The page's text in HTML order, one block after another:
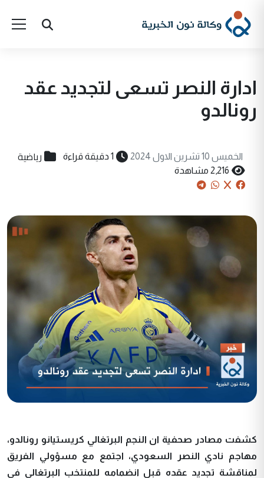
ادارة النصر تسعى لتجديد عقد
رونالدو
الخميس 10 تشرين الاول 2024 1 دقيقة قراءة رياضية
2,216 مشاهدة
كشفت مصادر صحفية ان النجم البرتغالي كريستيانو رونالدو،
مهاجم نادي النصر السعودي، اجتمع مع مسؤولي الفريق
لمناقشة تجديد عقده قبل انضمامه للمنتخب البرتغالي في